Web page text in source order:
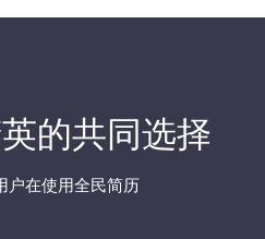
的共同选择
户在使用全民简历